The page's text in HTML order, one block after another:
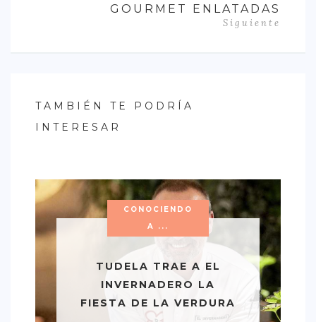
GOURMET ENLATADAS
Siguiente
TAMBIÉN TE PODRÍA
INTERESAR
CONOCIENDO
A ...
TUDELA TRAE A EL
INVERNADERO LA
FIESTA DE LA VERDURA